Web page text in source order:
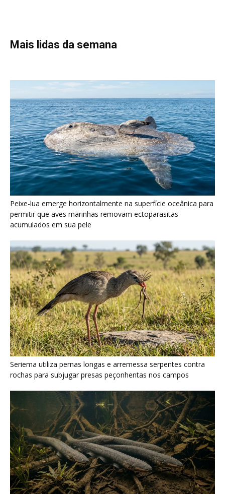
Peixe-lua emerge horizontalmente na superfície oceânica para
permitir que aves marinhas removam ectoparasitas
Seriema utiliza pernas longas e arremessa serpentes contra
rochas para subjugar presas peçonhentas nos campos
Poraquê sincroniza descargas elétricas em grupo para
amplificar campo elétrico e atordoar cardumes de peixes
maiores na Amazônia